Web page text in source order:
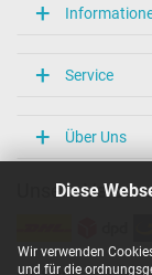
Diese
Wir verwenden
und für die
Service
Über Uns
Unsere